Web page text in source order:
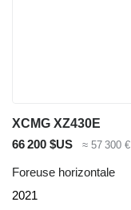
XCMG XZ430E
66 200 $US
≈ 57 300 €
Foreuse horizontale
2021